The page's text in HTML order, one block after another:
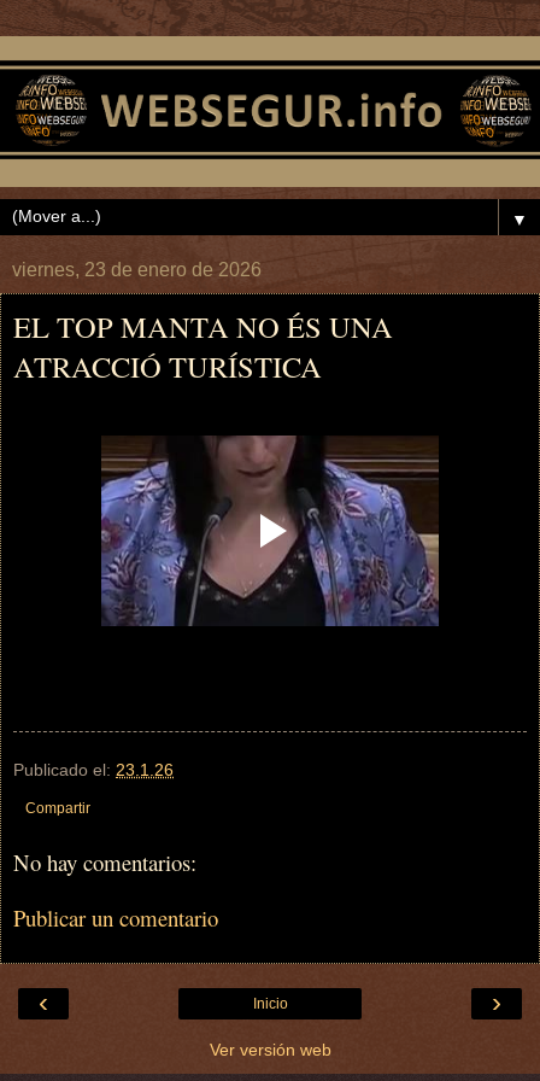
▼
viernes, 23 de enero de 2026
EL TOP MANTA NO ÉS UNA
ATRACCIÓ TURÍSTICA
Publicado el: 23.1.26
Compartir
No hay comentarios:
Publicar un comentario
‹ ›
Inicio
Ver versión web